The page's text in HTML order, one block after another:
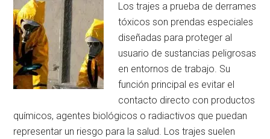
Los trajes a prueba de derrames
tóxicos son prendas especiales
diseñadas para proteger al
usuario de sustancias peligrosas
en entornos de trabajo. Su
función principal es evitar el
contacto directo con productos
químicos, agentes biológicos o radiactivos que puedan
representar un riesgo para la salud. Los trajes suelen